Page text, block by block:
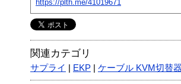
https://plth.me/41019671
関連カテゴリ
サプライ EKP ケーブル KVM切替